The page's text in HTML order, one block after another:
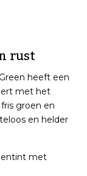
rust
heeft een
met het
groen en
en helder
met